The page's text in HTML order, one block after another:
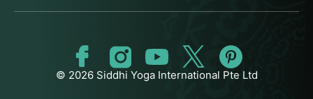
© 2026 Siddhi Yoga International Pte Ltd